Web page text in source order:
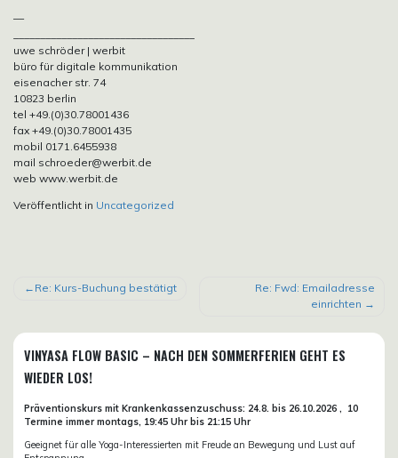
—
uwe schröder | werbit
büro für digitale kommunikation
eisenacher str. 74
10823 berlin
tel +49.(0)30.78001436
fax +49.(0)30.78001435
mobil 0171.6455938
mail schroeder@werbit.de
web www.werbit.de
Veröffentlicht in Uncategorized
BEITRAGSNAVIGATION
Re: Kurs-Buchung bestätigt
Re: Fwd: Emailadresse
einrichten
VINYASA FLOW BASIC – NACH DEN SOMMERFERIEN GEHT ES
WIEDER LOS!
Präventionskurs mit Krankenkassenzuschuss: 24.8. bis 26.10.2026 , 10
Termine immer montags, 19:45 Uhr bis 21:15 Uhr
Geeignet für alle Yoga-Interessierten mit Freude an Bewegung und Lust auf